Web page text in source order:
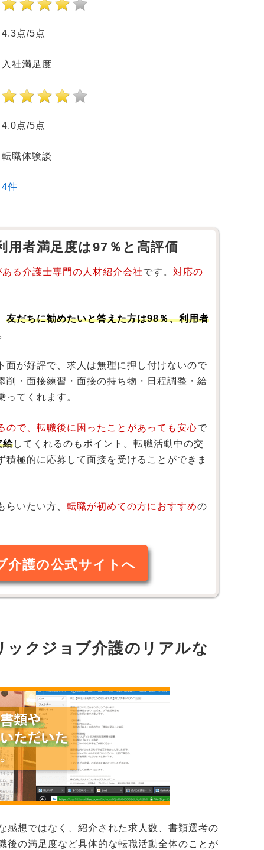
4.3点/5点
入社満足度
4.0点/5点
転職体験談
4件
用者満足度は97％と高評価
る介護士専門の人材紹介会社です。 対応の
友だちに勧めたいと答えた方は98％、利用者
面が好評で、求人は無理に押し付けないので
削・面接練習・面接の持ち物・日程調整・給
てくれます。
ので、転職後に困ったことがあっても安心で
給してくれるのもポイント。転職活動中の交
極的に応募して面接を受けることができま
いたい方、 転職が初めての方におすすめの
介護の公式サイトへ
クジョブ介護のリアルな
感想ではなく、紹介された求人数、書類選考の
後の満足度など具体的な転職活動全体のことが